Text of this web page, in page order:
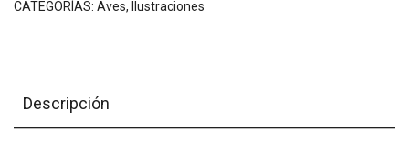
CATEGORÍAS: Aves, Ilustraciones
Descripción